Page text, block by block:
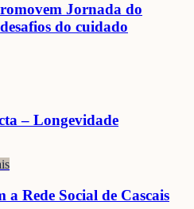
Jornada do
do cuidado
– Longevidade
a Rede Social de Cascais